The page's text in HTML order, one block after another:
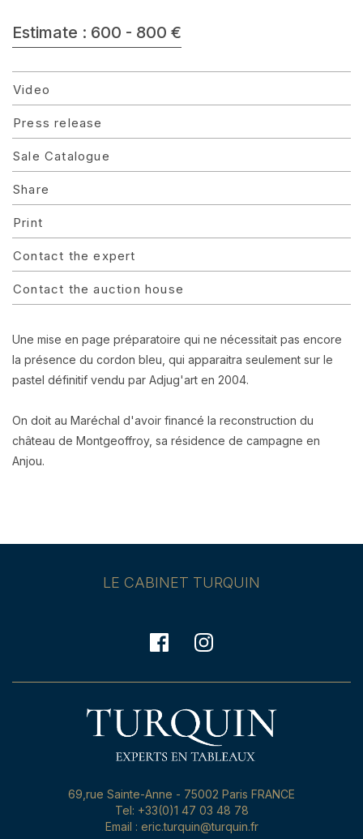
Estimate : 600 - 800 €
Video
Press release
Sale Catalogue
Share
Print
Contact the expert
Contact the auction house
Une mise en page préparatoire qui ne nécessitait pas encore
la présence du cordon bleu, qui apparaitra seulement sur le
pastel définitif vendu par Adjug'art en 2004.
On doit au Maréchal d'avoir financé la reconstruction du
château de Montgeoffroy, sa résidence de campagne en
Anjou.
LE CABINET TURQUIN
69,rue Sainte-Anne - 75002 Paris FRANCE
Tel: +33(0)1 47 03 48 78
Email : eric.turquin@turquin.fr